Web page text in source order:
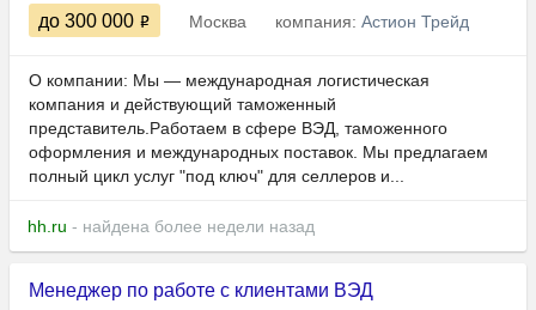
до 300 000 Москва компания: Астион Трейд
О компании: Мы — международная логистическая
компания и действующий таможенный
представитель.Работаем в сфере ВЭД, таможенного
оформления и международных поставок. Мы предлагаем
полный цикл услуг "под ключ" для селлеров и...
hh.ru - найдена более недели назад
Менеджер по работе с клиентами ВЭД